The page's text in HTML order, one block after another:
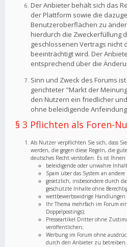
Der Anbieter behält sich das
der Plattform sowie die
Benutzeroberflächen zu
hierdurch die Zweckerfüllung
geschlossenen Vertrags nicht
beeinträchtigt wird. Der
entsprechend über die
Sinn und Zweck des Forums
gerichteter "Markt der
den Nutzern ein friedlicher
ohne beleidigende
§ 3 Pflichten als Foren-
Als Nutzer verpflichten Sie sich, dass
werden, die gegen diese Regeln, die
deutsches Recht verstoßen. Es ist
beleidigende oder unwahre
Spam über das System an
gesetzlich, insbesondere durch
geschützte Inhalte ohne
wettbewerbswidrige
Ihr Thema mehrfach im Forum
Doppelpostings);
Presseartikel Dritter ohne
veröffentlichen;
Werbung im Forum ohne
durch den Anbieter zu